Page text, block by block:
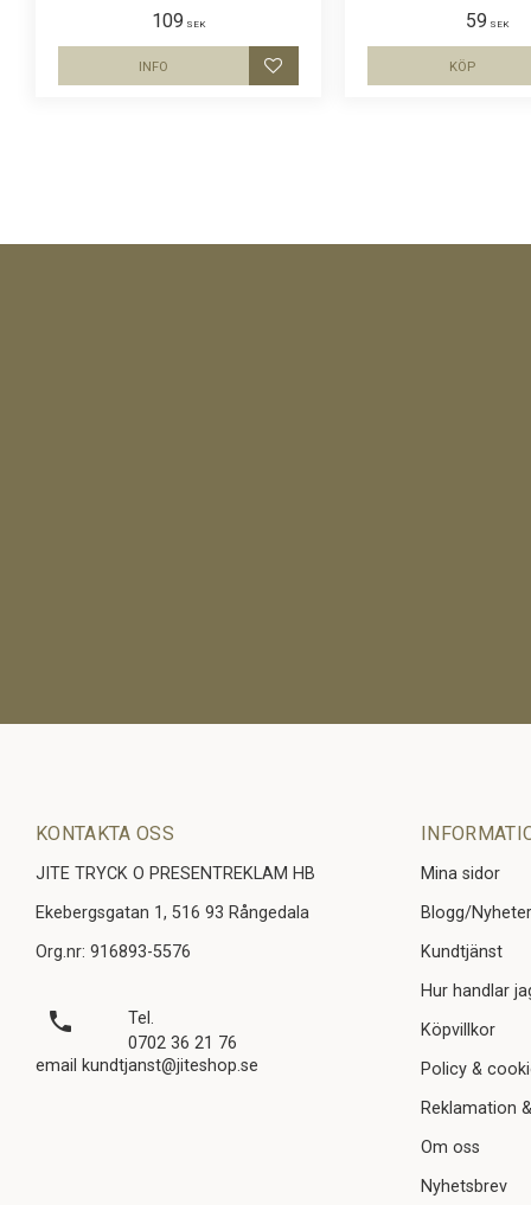
109 SEK
Lägg till i favoriter
INFO
59 SEK
KÖP
KONTAKTA OSS
JITE TRYCK O PRESENTREKLAM HB
Ekebergsgatan 1, 516 93 Rångedala
Org.nr: 916893-5576
local_phone
Tel.
0702 36 21 76
email kundtjanst@jiteshop.se
Mina sidor
Blogg/Nyheter
Kundtjänst
Hur handlar
Köpvillkor
Policy &
Reklamation
Om oss
Nyhetsbrev